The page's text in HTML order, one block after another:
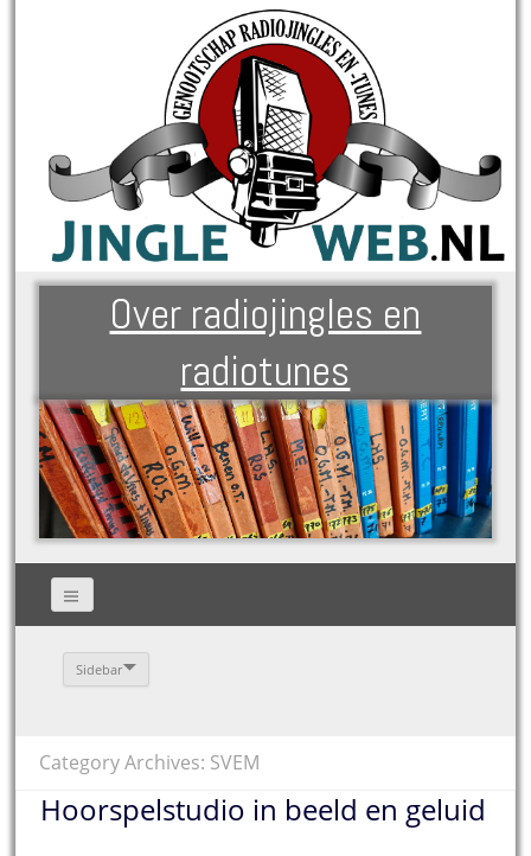
Over radiojingles en
radiotunes
Sidebar
Category Archives: SVEM
Hoorspelstudio in beeld en geluid